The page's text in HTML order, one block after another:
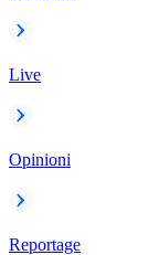
Live
Opinioni
Reportage